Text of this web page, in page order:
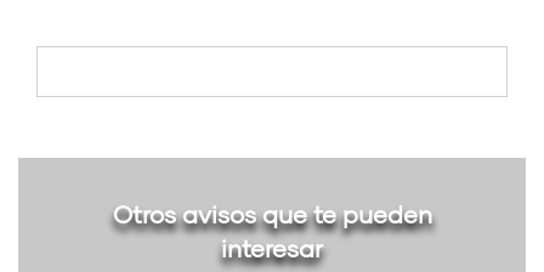
Otros avisos que te pueden
interesar